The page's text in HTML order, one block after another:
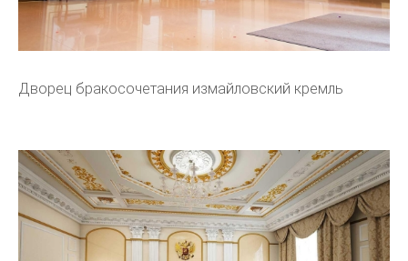
Дворец бракосочетания измайловский кремль